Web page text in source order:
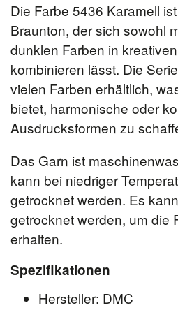
Die Farbe 5436 Karamell
Braunton, der sich sowohl
dunklen Farben in
kombinieren lässt. Die
vielen Farben erhältlich,
bietet, harmonische oder
Ausdrucksformen zu
Das Garn ist
kann bei niedriger
getrocknet werden. Es
getrocknet werden, um die
erhalten.
Spezifikationen
Hersteller: DMC